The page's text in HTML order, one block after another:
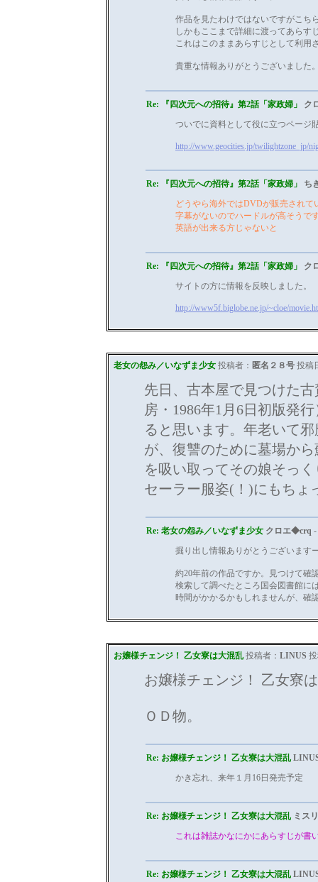
作品を見たわけではないですがこち
しかもここまで詳細に渡ってあらす
これはこのままあらすじとして利用
貴重な情報ありがとうございました
Re: 『四次元への招待』第2話「家政婦」
ク
ついでに資料として役に立つページ
http://www.geocities.jp/twilightzone_jp/
Re: 『四次元への招待』第2話「家政婦」
ち
どうやら海外ではDVDが販売されて
字幕がないのでハードルが高そうで
英語が出来る方じゃないと
Re: 『四次元への招待』第2話「家政婦」
ク
サイトの方に情報を反映しました。
http://www5f.biglobe.ne.jp/~cloe/
老女の怨み／いなずま少女 投稿者： 匿名２８号 投稿
先日、古本屋で見つけた
房・1986年1月6日初版発
ると思います。年老いて
が、復讐のために墓場か
を吸い取ってその娘そっ
セーラー服姿(！)にもち
Re: 老女の怨み／いなずま少女 クロエ◆crq -
掘り出し情報ありがとうございます
約20年前の作品ですか。見つけて確
検索して調べたところ国会図書館に
時間がかかるかもしれませんが、確
お嬢様チェンジ！ 乙女寮は大混乱 投稿者： LINUS
お嬢様チェンジ！ 乙女寮
ＯＤ物。
Re: お嬢様チェンジ！ 乙女寮は大混乱
かき忘れ、来年１月16日発売予定
Re: お嬢様チェンジ！ 乙女寮は大混乱 ミス
これは雑誌かなにかにあらすじが書
Re: お嬢様チェンジ！ 乙女寮は大混乱